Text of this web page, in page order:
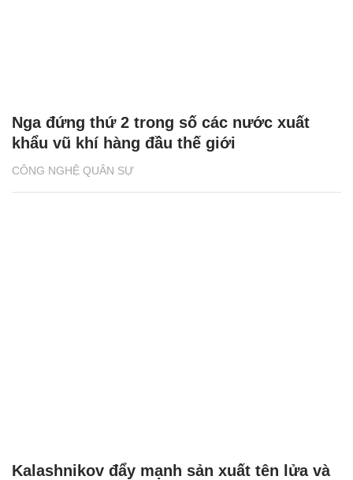
CÔNG NGHỆ QUÂN SỰ
Nga đứng thứ 2 trong số các nước xuất
khẩu vũ khí hàng đầu thế giới
Kalashnikov đẩy mạnh sản xuất tên lửa và